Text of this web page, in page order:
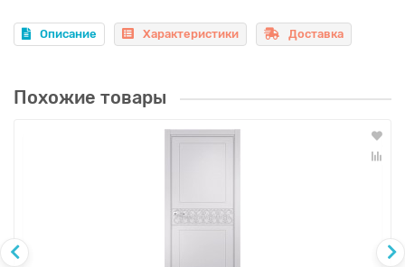
Описание Характеристики Доставка
Похожие товары